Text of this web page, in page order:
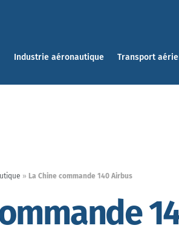
Industrie aéronautique Transport
» La Chine commande 140 Airbus